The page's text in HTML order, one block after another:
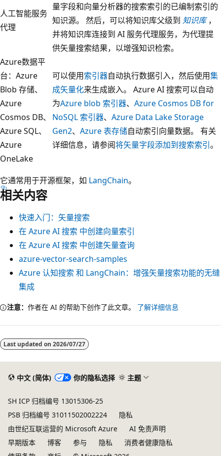
人工智能服务
代理
量字段和向量分析器的搜索索引的已编制索引的
知识源。 然后，可以将知识库父级到 知识库，
并将知识库连接到 AI 服务代理服务，为代理提
供矢量搜索结果，以增强知识检索。
Azure数据平
台：Azure
Blob 存储、
Azure
Cosmos DB、
Azure SQL、
Azure
OneLake
可以使用索引器自动执行数据引入，然后使用集
成矢量化来生成嵌入。 Azure AI 搜索可以自动
为Azure blob 索引器、 Azure Cosmos DB for
NoSQL 索引器、 Azure Data Lake Storage
Gen2、 Azure 表存储自动索引向量数据。 有关
详细信息，请参阅将矢量字段添加到搜索索引。
它通常用于开源框架，如 LangChain。
相关内容
快速入门：矢量搜索
在 Azure AI 搜索 中创建向量索引
在 Azure AI 搜索 中创建矢量查询
azure-vector-search-samples
Azure 认知搜索 和 LangChain：增强矢量搜索功能的无缝
集成
注意： 作者在 AI 的帮助下创作了此文章。 了解详细信息
Last updated on 2026/07/27
中文 (简体) 你的隐私选择 主题
SH ICP 归档编号 13015306-25
PSB 归档编号 31011502002224
隐私
由世纪互联运营的 Microsoft Azure
AI 免责声明
早期版本
博客 参与 隐私
消费者健康隐私